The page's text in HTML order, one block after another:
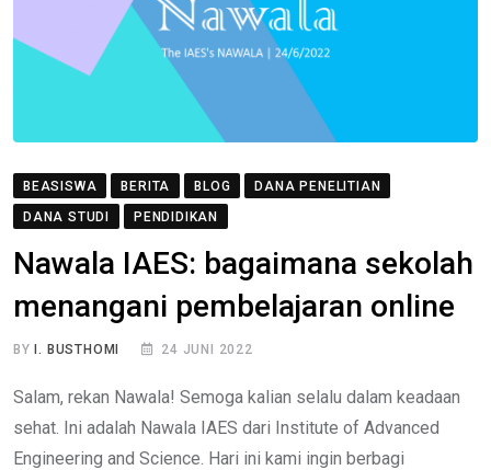
BEASISWA BERITA BLOG
DANA PENELITIAN
DANA STUDI
PENDIDIKAN
Nawala IAES: bagaimana sekolah
menangani pembelajaran online
BYI. BUSTHOMI 24 JUNI 2022
Salam, rekan Nawala! Semoga kalian selalu dalam keadaan
sehat. Ini adalah Nawala IAES dari Institute of Advanced
Engineering and Science. Hari ini kami ingin berbagi